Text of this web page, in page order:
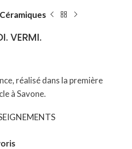
Céramiques
VERMI.
réalisé dans la première
à Savone.